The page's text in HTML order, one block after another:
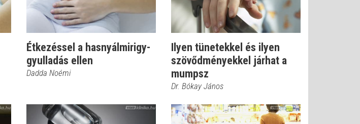
Étkezéssel a hasnyálmirigy-
gyulladás ellen
Dadda Noémi
Ilyen tünetekkel és ilyen
szövődményekkel járhat a
mumpsz
Dr. Bókay János